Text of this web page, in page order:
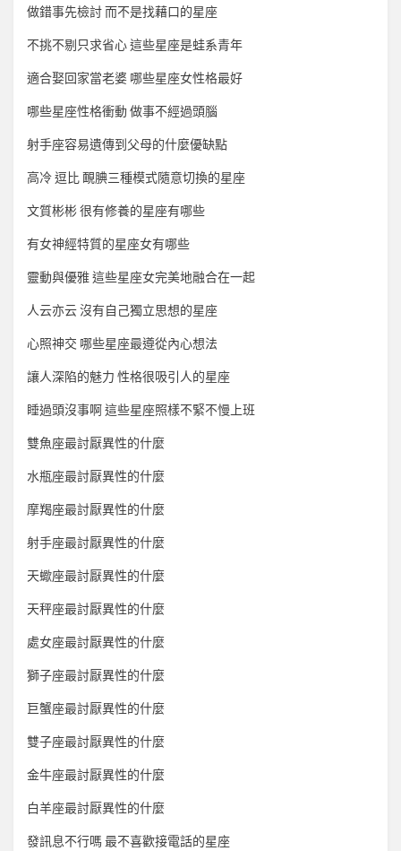
做錯事先檢討 而不是找藉口的星座
不挑不剔只求省心 這些星座是蛙系青年
適合娶回家當老婆 哪些星座女性格最好
哪些星座性格衝動 做事不經過頭腦
射手座容易遺傳到父母的什麼優缺點
高冷 逗比 靦腆三種模式隨意切換的星座
文質彬彬 很有修養的星座有哪些
有女神經特質的星座女有哪些
靈動與優雅 這些星座女完美地融合在一起
人云亦云 沒有自己獨立思想的星座
心照神交 哪些星座最遵從內心想法
讓人深陷的魅力 性格很吸引人的星座
睡過頭沒事啊 這些星座照樣不緊不慢上班
雙魚座最討厭異性的什麼
水瓶座最討厭異性的什麼
摩羯座最討厭異性的什麼
射手座最討厭異性的什麼
天蠍座最討厭異性的什麼
天秤座最討厭異性的什麼
處女座最討厭異性的什麼
獅子座最討厭異性的什麼
巨蟹座最討厭異性的什麼
雙子座最討厭異性的什麼
金牛座最討厭異性的什麼
白羊座最討厭異性的什麼
發訊息不行嗎 最不喜歡接電話的星座